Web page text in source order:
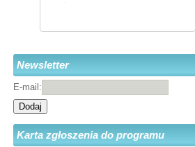
Newsletter
E-mail:
Dodaj
Karta zgłoszenia do programu